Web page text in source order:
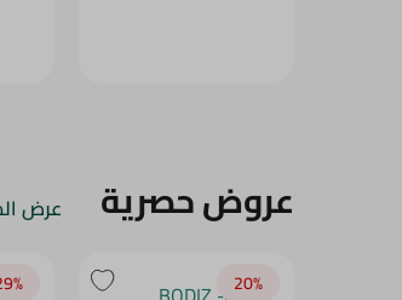
عروض حصرية عرض
20‎%‎